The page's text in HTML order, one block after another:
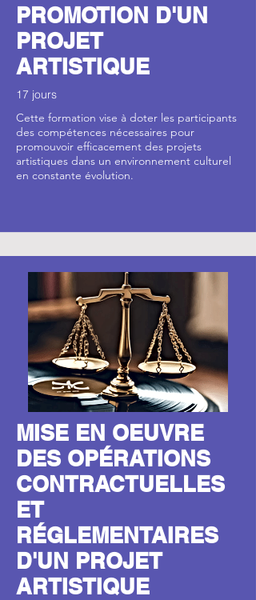
PROMOTION D'UN
PROJET
ARTISTIQUE
17 jours
Cette formation vise à doter les participants
des compétences nécessaires pour
promouvoir efficacement des projets
artistiques dans un environnement culturel
en constante évolution.
MISE EN OEUVRE
DES OPÉRATIONS
CONTRACTUELLES
ET
RÉGLEMENTAIRES
D'UN PROJET
ARTISTIQUE